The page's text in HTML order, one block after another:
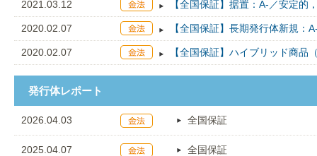
2021.03.12 【全国保証】据置：A-／安定的
2020.02.07 【全国保証】長期発行体新規：
2020.02.07 【全国保証】ハイブリッド商品
発行体レポート
2026.04.03 全国保証
2025.04.07 全国保証